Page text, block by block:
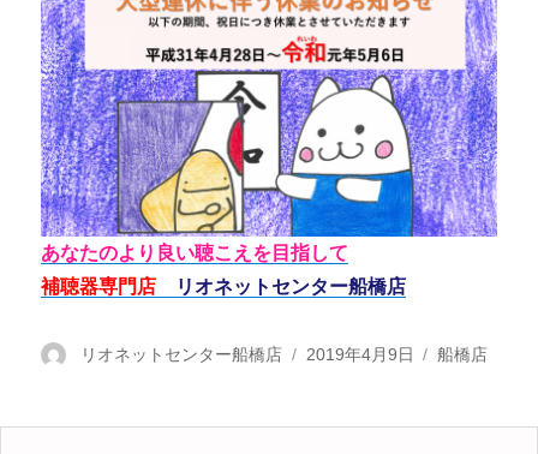
あなたのより良い聴こえを目指して
補聴器専門店
リオネットセンター船橋店
投
リオネットセンター船橋店
投
2019年4月9日
カ
船橋店